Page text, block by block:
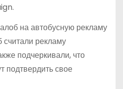
на автобусную рекламу
рекламу
подчеркивали, что
подтвердить свое